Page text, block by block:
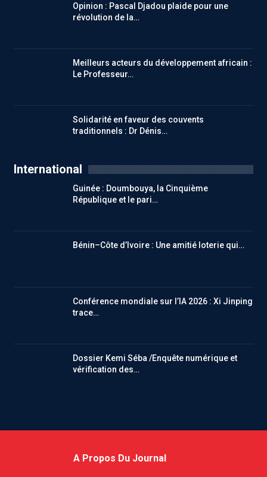
Opinion : Pascal Djadou plaide pour une
révolution de la…
Meilleurs acteurs du développement africain :
Le Professeur…
Solidarité en faveur des couvents
traditionnels : Dr Dénis…
International
Guinée : Doumbouya, la Cinquième
République et le pari…
Bénin–Côte d’Ivoire : Une amitié loterie qui…
Conférence mondiale sur l’IA 2026 : Xi Jinping
trace…
Dossier Kemi Séba /Enquête numérique et
vérification des…
A Propos Du Journal